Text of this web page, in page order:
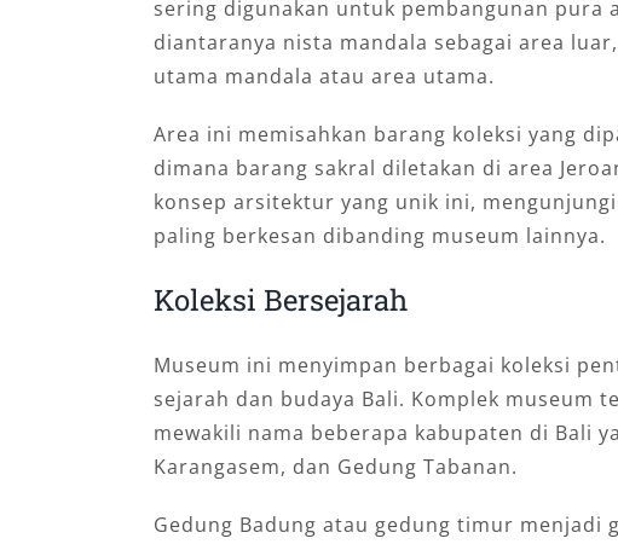
sering digunakan untuk pembangunan pura
diantaranya nista mandala sebagai area
utama mandala atau area utama.
Area ini memisahkan barang koleksi yang
dimana barang sakral diletakan di area
konsep arsitektur yang unik ini,
paling berkesan dibanding museum lainnya.
Koleksi Bersejarah
Museum ini menyimpan berbagai koleksi
sejarah dan budaya Bali. Komplek museum
mewakili nama beberapa kabupaten di Bali
Karangasem, dan Gedung Tabanan.
Gedung Badung atau gedung timur menjadi